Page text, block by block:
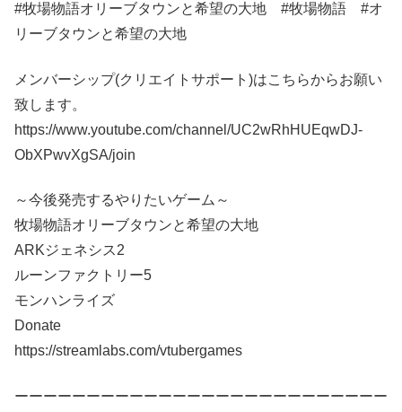
#牧場物語オリーブタウンと希望の大地 #牧場物語 #オ
リーブタウンと希望の大地
メンバーシップ(クリエイトサポート)はこちらからお願い
致します。
https://www.youtube.com/channel/UC2wRhHUEqwDJ-
ObXPwvXgSA/join
～今後発売するやりたいゲーム～
牧場物語オリーブタウンと希望の大地
ARKジェネシス2
ルーンファクトリー5
モンハンライズ
Donate
https://streamlabs.com/vtubergames
ーーーーーーーーーーーーーーーーーーーーーーーーーー